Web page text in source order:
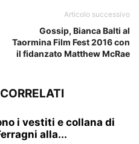
Articolo successivo
Gossip, Bianca Balti al
Taormina Film Fest 2016 con
il fidanzato Matthew McRae
i vestiti e collana di
alla...